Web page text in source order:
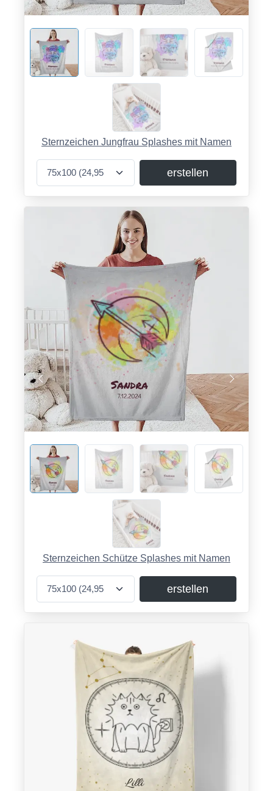
Sternzeichen Jungfrau Splashes mit Namen
erstellen
Sternzeichen Schütze Splashes mit Namen
erstellen